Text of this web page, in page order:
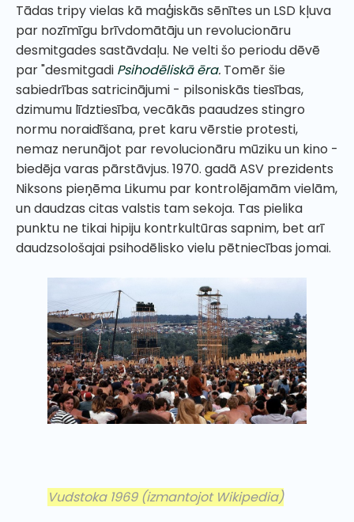
Tādas tripy vielas kā maģiskās sēnītes un LSD kļuva
par nozīmīgu brīvdomātāju un revolucionāru
desmitgades sastāvdaļu. Ne velti šo periodu dēvē
par "desmitgadi Psihodēliskā ēra. Tomēr šie
sabiedrības satricinājumi - pilsoniskās tiesības,
dzimumu līdztiesība, vecākās paaudzes stingro
normu noraidīšana, pret karu vērstie protesti,
nemaz nerunājot par revolucionāru mūziku un kino -
biedēja varas pārstāvjus. 1970. gadā ASV prezidents
Niksons pieņēma Likumu par kontrolējamām vielām,
un daudzas citas valstis tam sekoja. Tas pielika
punktu ne tikai hipiju kontrkultūras sapnim, bet arī
daudzsološajai psihodēlisko vielu pētniecības jomai.
Vudstoka 1969 (izmantojot Wikipedia)